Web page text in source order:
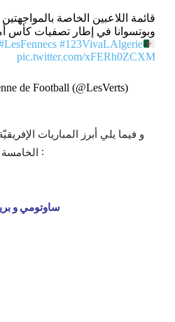
قائمة اللاعبين الخاصة
وبوتسوانا في إطار تصفيات كأس
#123VivaLAlgerie
pic.twitter.com/xFERh0ZCXM
de Football (@LesVerts)
و فيما يلي أبرز المباريات
الخامسة من تصفيات امم افريقيا 2021 :
20:00